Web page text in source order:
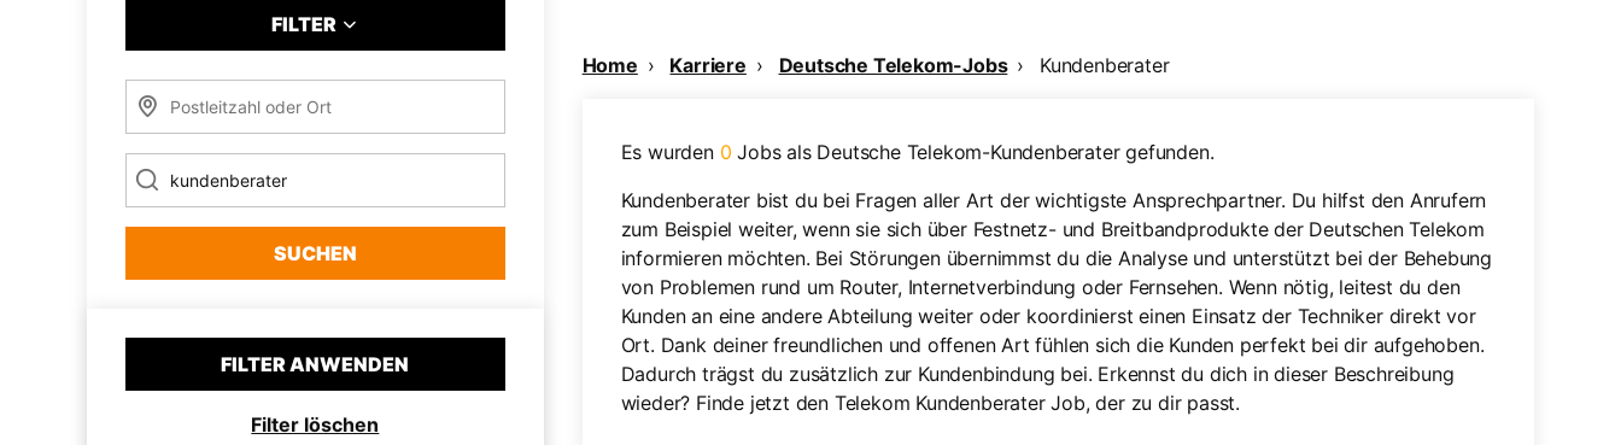
FILTER
SUCHEN
FILTER ANWENDEN
Filter löschen
Home Karriere Deutsche Telekom-Jobs Kundenberater
Es wurden 0 Jobs als Deutsche Telekom-Kundenberater gefunden.
Kundenberater bist du bei Fragen aller Art der wichtigste Ansprechpartner. Du hilfst den Anrufern
zum Beispiel weiter, wenn sie sich über Festnetz- und Breitbandprodukte der Deutschen Telekom
informieren möchten. Bei Störungen übernimmst du die Analyse und unterstützt bei der Behebung
von Problemen rund um Router, Internetverbindung oder Fernsehen. Wenn nötig, leitest du den
Kunden an eine andere Abteilung weiter oder koordinierst einen Einsatz der Techniker direkt vor
Ort. Dank deiner freundlichen und offenen Art fühlen sich die Kunden perfekt bei dir aufgehoben.
Dadurch trägst du zusätzlich zur Kundenbindung bei. Erkennst du dich in dieser Beschreibung
wieder? Finde jetzt den Telekom Kundenberater Job, der zu dir passt.